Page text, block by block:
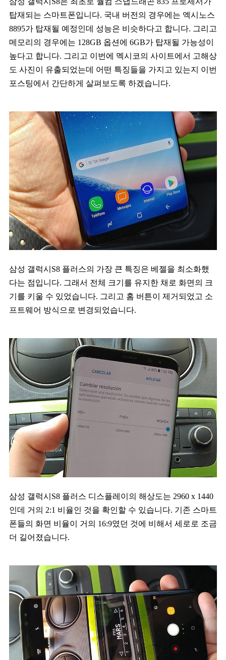
탑재되는 스마트폰입니다. 국내 버전의 경우에는 엑시노스
8895가 탑재될 예정인데 성능은 비슷하다고 합니다. 그리고
메모리의 경우에는 128GB 옵션에 6GB가 탑재될 가능성이
높다고 합니다. 그리고 이번에 멕시코의 사이트에서 고해상
도 사진이 유출되었는데 어떤 특징들을 가지고 있는지 이번
포스팅에서 간단하게 살펴보도록 하겠습니다.
삼성 갤럭시S8 플러스의 가장 큰 특징은 베젤을 최소화했
다는 점입니다. 그래서 전체 크기를 유지한 채로 화면의 크
기를 키울 수 있었습니다. 그리고 홈 버튼이 제거되었고 소
프트웨어 방식으로 변경되었습니다.
삼성 갤럭시S8 플러스 디스플레이의 해상도는 2960 x 1440
인데 거의 2:1 비율인 것을 확인할 수 있습니다. 기존 스마트
폰들의 화면 비율이 거의 16:9였던 것에 비해서 세로로 조금
더 길어졌습니다.